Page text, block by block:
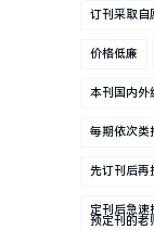
订刊采取自
价格低廉
本刊国内外
每期依次类
先订刊后再
定刊后急速
预定刊的老